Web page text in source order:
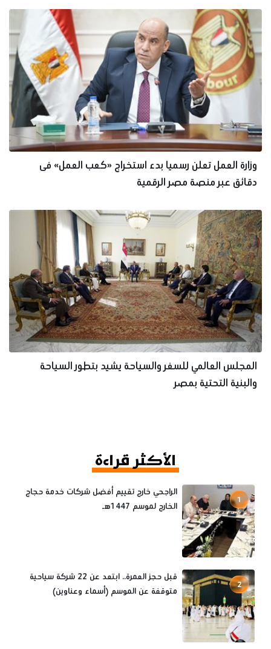
وزارة العمل تعلن رسميا بدء استخراج «كعب العمل» فى
دقائق عبر منصة مصر الرقمية
المجلس العالمي للسفر والسياحة يشيد بتطور السياحة
والبنية التحتية بمصر
الأكثر قراءة
1
الراجحي خارج تقييم أفضل شركات خدمة حجاج
الخارج لموسم 1447هـ
2
قبل حجز العمرة.. ابتعد عن 22 شركة سياحية
متوقفة عن الموسم (أسماء وعناوين)